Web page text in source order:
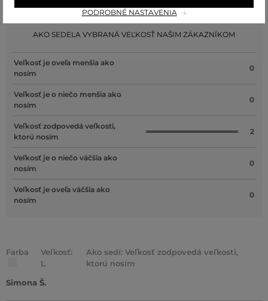
Recenzie
AKO SEDELA VYBRANÁ VEĽKOSŤ NAŠIM ZÁKAZNÍKOM
Veľkosť je oveľa menšia ako
nosím
0
Veľkosť je o niečo menšia ako
nosím
0
Veľkosť zodpovedá veľkosti,
ktorú nosím
2
Veľkosť je o niečo väčšia ako
nosím
0
Veľkosť je oveľa väčšia ako
nosím
0
Farba
Veľkosť:
L
Ako sedí: Veľkosť zodpovedá veľkosti,
ktorú nosím
Simona Š.
PODROBNÉ NASTAVENIA